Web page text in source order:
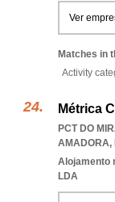
Ver
Matches in
Activity
Métrica
PCT DO
AMADORA,
Alojamento
LDA